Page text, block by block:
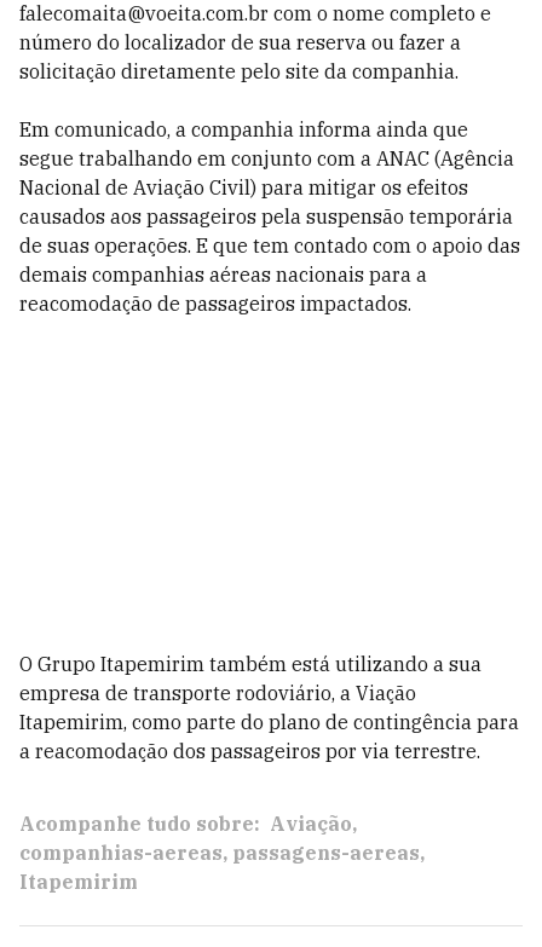
falecomaita@voeita.com.br com o nome completo e
número do localizador de sua reserva ou fazer a
solicitação diretamente pelo site da companhia.
Em comunicado, a companhia informa ainda que
segue trabalhando em conjunto com a ANAC (Agência
Nacional de Aviação Civil) para mitigar os efeitos
causados aos passageiros pela suspensão temporária
de suas operações. E que tem contado com o apoio das
demais companhias aéreas nacionais para a
reacomodação de passageiros impactados.
O Grupo Itapemirim também está utilizando a sua
empresa de transporte rodoviário, a Viação
Itapemirim, como parte do plano de contingência para
a reacomodação dos passageiros por via terrestre.
Acompanhe tudo sobre: Aviação
companhias-aereas passagens-aereas
Itapemirim